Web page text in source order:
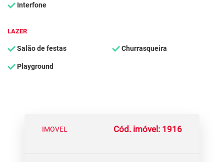
Interfone
LAZER
Salão de festas Churrasqueira
Playground
IMOVEL Cód. imóvel: 1916